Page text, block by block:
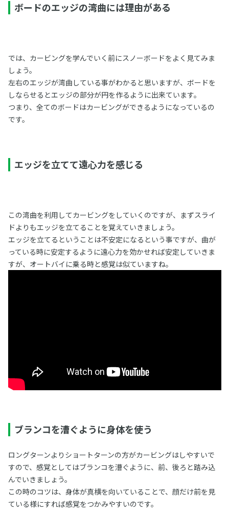
ボードのエッジの湾曲には理由がある
では、カービングを学んでいく前にスノーボードをよく見てみま
しょう。
左右のエッジが湾曲している事がわかると思いますが、ボードを
しならせるとエッジの部分が円を作るように出来ています。
つまり、全てのボードはカービングができるようになっているの
です。
エッジを立てて遠心力を感じる
この湾曲を利用してカービングをしていくのですが、まずスライ
ドよりもエッジを立てることを覚えていきましょう。
エッジを立てるということは不安定になるという事ですが、曲が
っている時に安定するように遠心力を効かせれば安定していきま
すが、オートバイに乗る時と感覚は似ていますね。
ブランコを漕ぐように身体を使う
ロングターンよりショートターンの方がカービングはしやすいで
すので、感覚としてはブランコを漕ぐように、前、後ろと踏み込
んでいきましょう。
この時のコツは、身体が真横を向いていることで、顔だけ前を見
ている様にすれば感覚をつかみやすいのです。